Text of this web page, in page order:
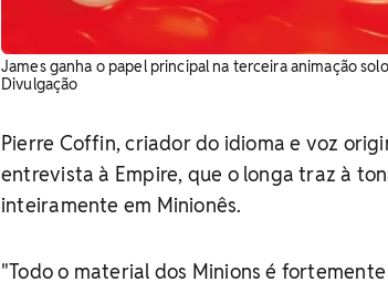
James ganha o papel principal na terceira animação
Divulgação
Pierre Coffin, criador do idioma e voz
entrevista à Empire, que o longa traz à
inteiramente em Minionês.
"Todo o material dos Minions é